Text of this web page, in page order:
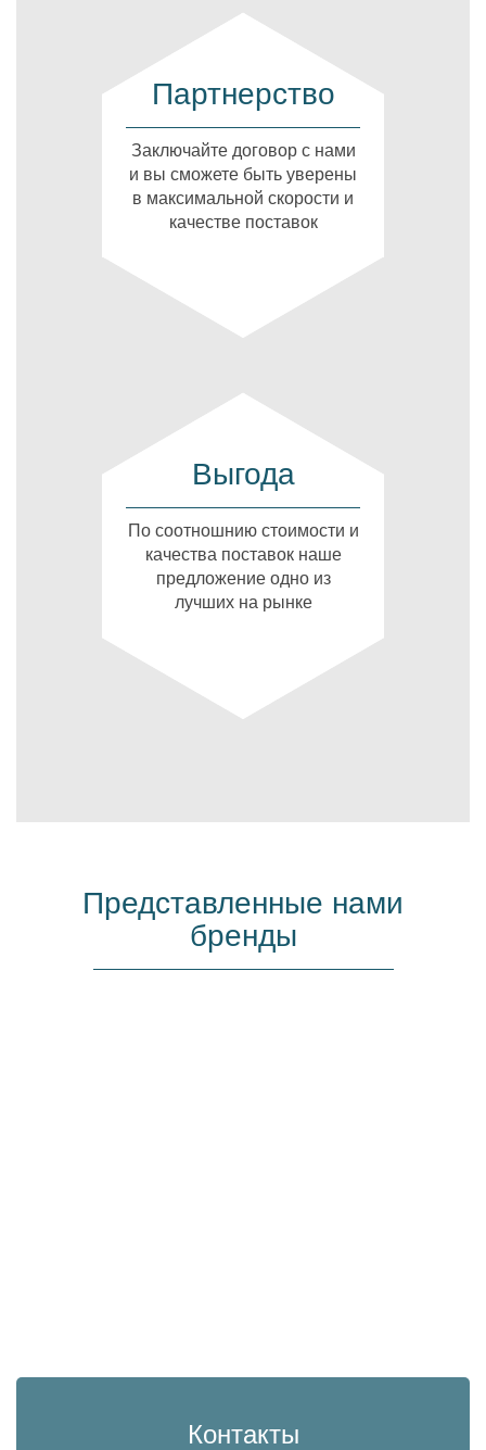
Партнерство
Заключайте договор с нами
и вы сможете быть уверены
в максимальной скорости и
качестве поставок
Выгода
По соотношнию стоимости и
качества поставок наше
предложение одно из
лучших на рынке
Представленные нами
бренды
Контакты